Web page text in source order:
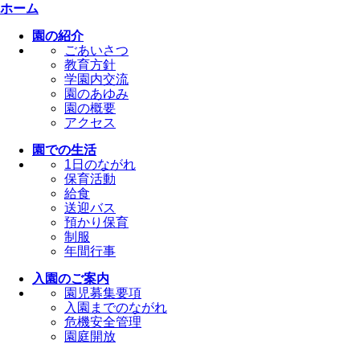
ホーム
園の紹介
ごあいさつ
教育方針
学園内交流
園のあゆみ
園の概要
アクセス
園での生活
1日のながれ
保育活動
給食
送迎バス
預かり保育
制服
年間行事
入園のご案内
園児募集要項
入園までのながれ
危機安全管理
園庭開放